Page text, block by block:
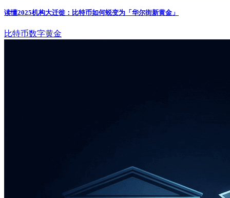
读懂2025机构大迁徙：比特币如何蜕变为「华尔街新黄金」
比特币数字黄金